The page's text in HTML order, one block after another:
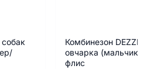
Комбинезон DEZZIE
овчарка (мальчик)
флис